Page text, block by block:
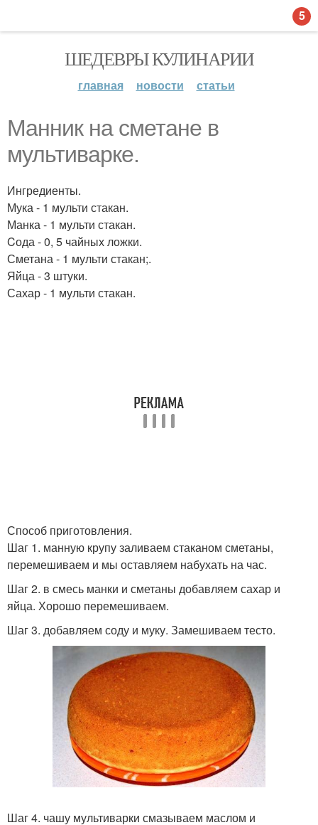
ШЕДЕВРЫ КУЛИНАРИИ
главная новости статьи
Манник на сметане в
мультиварке.
Ингредиенты.
Мука - 1 мульти стакан.
Манка - 1 мульти стакан.
Cода - 0, 5 чайных ложки.
Сметана - 1 мульти стакан;.
Яйца - 3 штуки.
Сахар - 1 мульти стакан.
Способ приготовления.
Шаг 1. манную крупу заливаем стаканом сметаны,
перемешиваем и мы оставляем набухать на час.
Шаг 2. в смесь манки и сметаны добавляем сахар и
яйца. Хорошо перемешиваем.
Шаг 3. добавляем соду и муку. Замешиваем тесто.
Шаг 4. чашу мультиварки смазываем маслом и
5